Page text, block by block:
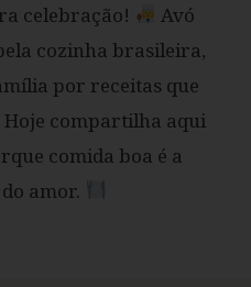
celebração!
Avó
cozinha brasileira,
por receitas que
compartilha aqui
comida boa é a
amor.